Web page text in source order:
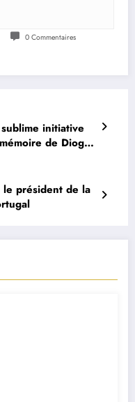
0 Commentaires
initiative
de Diogo
le président de la